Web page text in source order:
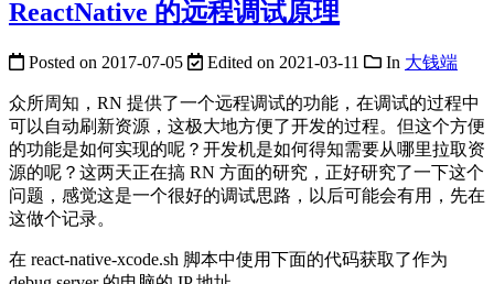
ReactNative 的远程调试原理
Posted on 2017-07-05 Edited on 2021-03-11 In 大钱端
众所周知，RN 提供了一个远程调试的功能，在调试的过程中
可以自动刷新资源，这极大地方便了开发的过程。但这个方便
的功能是如何实现的呢？开发机是如何得知需要从哪里拉取资
源的呢？这两天正在搞 RN 方面的研究，正好研究了一下这个
问题，感觉这是一个很好的调试思路，以后可能会有用，先在
这做个记录。
在 react-native-xcode.sh 脚本中使用下面的代码获取了作为